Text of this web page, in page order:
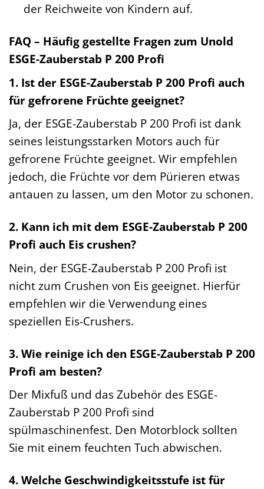
der Reichweite von Kindern auf.
FAQ – Häufig gestellte Fragen zum Unold
ESGE-Zauberstab P 200 Profi
1. Ist der ESGE-Zauberstab P 200 Profi auch
für gefrorene Früchte geeignet?
Ja, der ESGE-Zauberstab P 200 Profi ist dank
seines leistungsstarken Motors auch für
gefrorene Früchte geeignet. Wir empfehlen
jedoch, die Früchte vor dem Pürieren etwas
antauen zu lassen, um den Motor zu schonen.
2. Kann ich mit dem ESGE-Zauberstab P 200
Profi auch Eis crushen?
Nein, der ESGE-Zauberstab P 200 Profi ist
nicht zum Crushen von Eis geeignet. Hierfür
empfehlen wir die Verwendung eines
speziellen Eis-Crushers.
3. Wie reinige ich den ESGE-Zauberstab P 200
Profi am besten?
Der Mixfuß und das Zubehör des ESGE-
Zauberstab P 200 Profi sind
spülmaschinenfest. Den Motorblock sollten
Sie mit einem feuchten Tuch abwischen.
4. Welche Geschwindigkeitsstufe ist für